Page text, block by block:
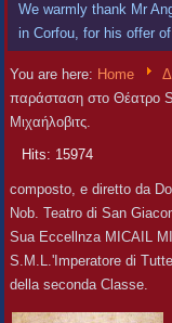
We warmly thank Mr
in Corfou, for his offer
You are here: Home
παράσταση στο Θέατρο
Μιχαήλοβιτς.
Hits: 15974
composto, e diretto da
Nob. Teatro di San
Sua Eccellnza MICAIL
S.M.L.'Imperatore di
della seconda Classe.